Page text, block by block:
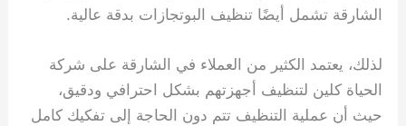
الشارقة تشمل أيضًا تنظيف البوتجازات بدقة عالية.
لذلك، يعتمد الكثير من العملاء في الشارقة على شركة
الحياة كلين لتنظيف أجهزتهم بشكل احترافي ودقيق،
حيث أن عملية التنظيف تتم دون الحاجة إلى تفكيك كامل